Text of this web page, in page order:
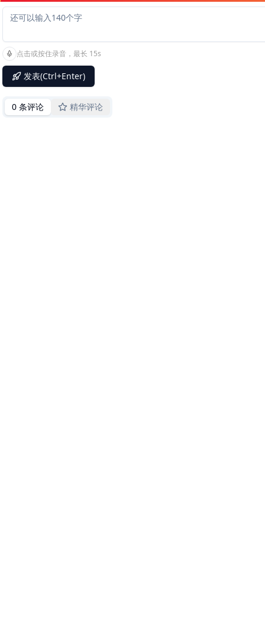
点击或按住录音，最长 15s
发表(Ctrl+Enter)
0 条评论 精华评论